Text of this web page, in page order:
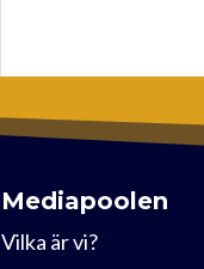
Mediapoolen
Vilka är vi?